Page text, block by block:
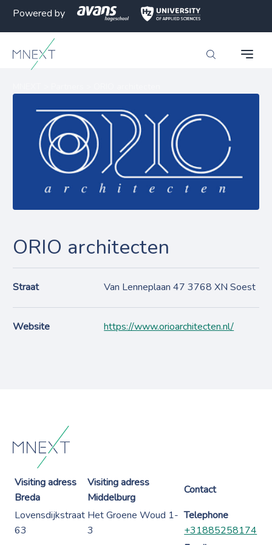
Powered by
ORIO architecten
Straat Van Lenneplaan 47 3768 XN Soest
Website https://www.orioarchitecten.nl/
Visiting adress
Breda
Visiting adress
Middelburg
Contact
Lovensdijkstraat
63
Het Groene Woud 1-
3
Telephone
+31885258174